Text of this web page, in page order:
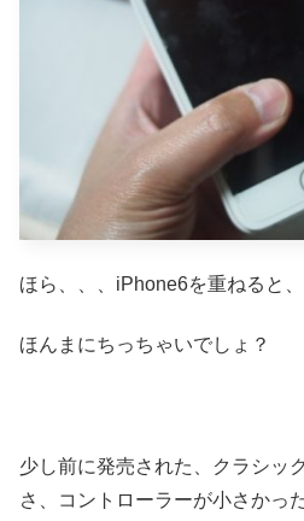
ほら、、、iPhone6を重ねると
ほんまにちっちゃいでしょ？
少し前に発売された、クラシッ
さ、コントローラーが小さかっ